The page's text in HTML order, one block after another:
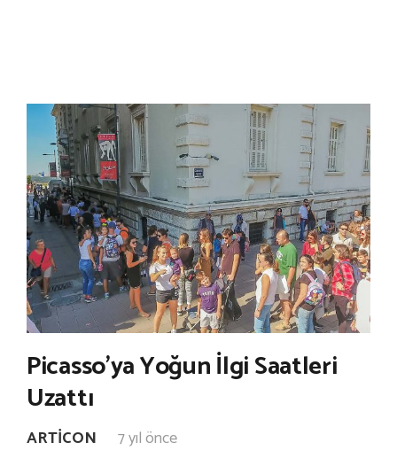
Picasso’ya Yoğun İlgi Saatleri
Uzattı
ARTICON 7 yıl önce